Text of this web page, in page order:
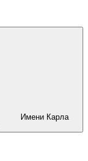
Имени Карла